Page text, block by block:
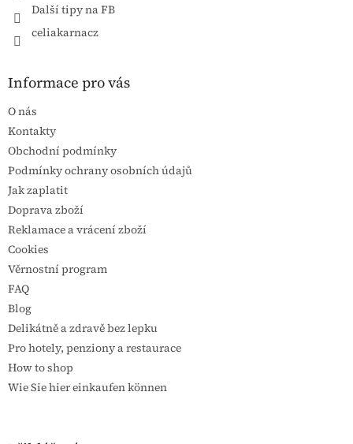
Další tipy na FB
celiakarnacz
Informace pro vás
O nás
Kontakty
Obchodní podmínky
Podmínky ochrany osobních údajů
Jak zaplatit
Doprava zboží
Reklamace a vrácení zboží
Cookies
Věrnostní program
FAQ
Blog
Delikátně a zdravě bez lepku
Pro hotely, penziony a restaurace
How to shop
Wie Sie hier einkaufen können